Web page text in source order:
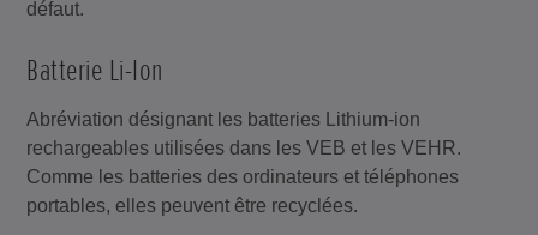
défaut.
Batterie Li-Ion
Abréviation désignant les batteries Lithium-ion
rechargeables utilisées dans les VEB et les VEHR.
Comme les batteries des ordinateurs et téléphones
portables, elles peuvent être recyclées.